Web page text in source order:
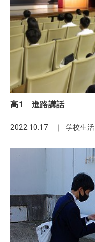
高1 進路講話
2022.10.17 学校生活